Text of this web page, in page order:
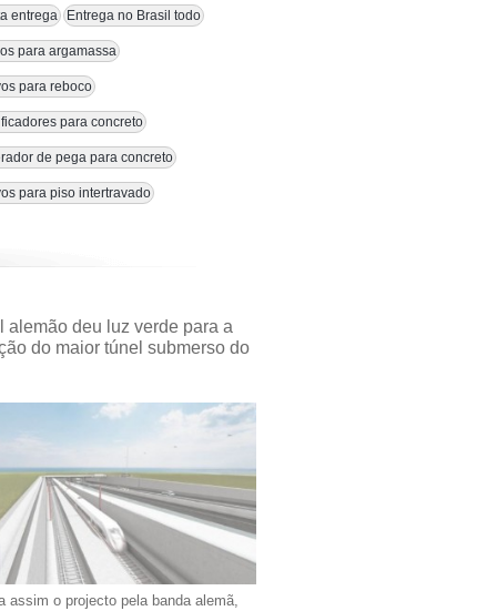
entrega Entrega no Brasil todo
para argamassa
para reboco
para concreto
de pega para concreto
para piso intertravado
alemão deu luz verde para a
do maior túnel submerso do
assim o projecto pela banda alemã,